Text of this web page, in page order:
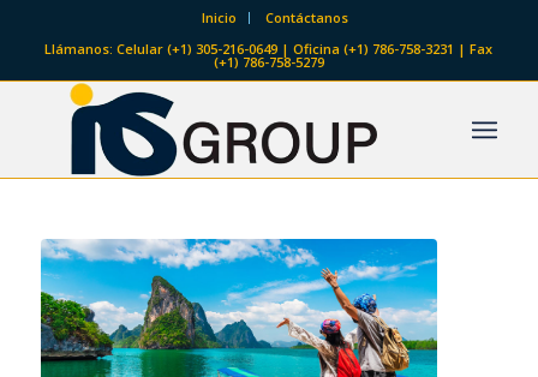
Inicio
Contáctanos
Llámanos: Celular (+1) 305-216-0649 | Oficina (+1) 786-758-3231 | Fax
(+1) 786-758-5279